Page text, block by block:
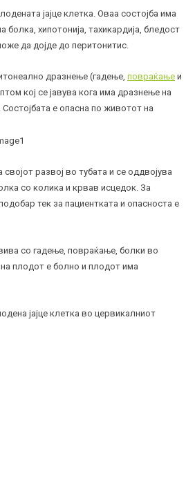
јајце клетка. Оваа состојба има
болка, хипотонија, тахикардија, бледост
да дојде до перитонитис.
дразнење (гадење, повраќање и
кој се јавува кога има дразнење на
. Состојбата е опасна по животот на
својот развој во тубата и се оддвојува
со колика и крвав исцедок. За
тек за пациентката и опасноста е
со гадење, повраќање, болки во
плодот е болно и плодот има
јајце клетка во цервикалниот